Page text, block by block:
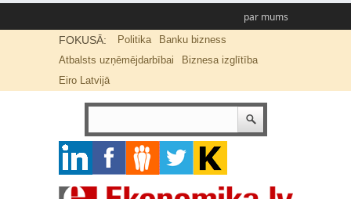
par mums
FOKUSĀ: Politika
Banku bizness
Atbalsts uzņēmējdarbībai
Biznesa izglītība
Eiro Latvijā